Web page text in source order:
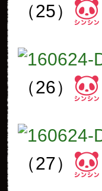
（25）
（26）
（27）